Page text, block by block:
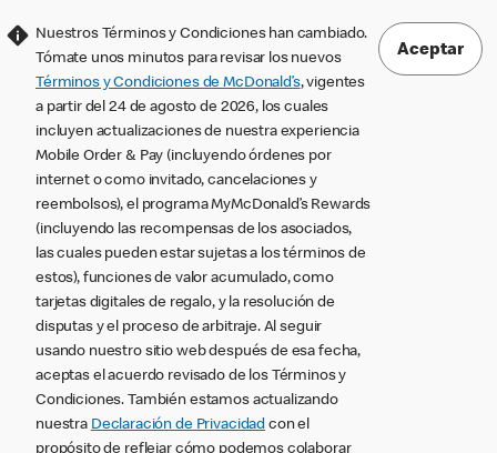
Nuestros Términos y Condiciones han cambiado.
Tómate unos minutos para revisar los nuevos
Términos y Condiciones de McDonald’s, vigentes
a partir del 24 de agosto de 2026, los cuales
incluyen actualizaciones de nuestra experiencia
Mobile Order & Pay (incluyendo órdenes por
internet o como invitado, cancelaciones y
reembolsos), el programa MyMcDonald’s Rewards
(incluyendo las recompensas de los asociados,
las cuales pueden estar sujetas a los términos de
estos), funciones de valor acumulado, como
tarjetas digitales de regalo, y la resolución de
disputas y el proceso de arbitraje. Al seguir
usando nuestro sitio web después de esa fecha,
aceptas el acuerdo revisado de los Términos y
Condiciones. También estamos actualizando
nuestra Declaración de Privacidad con el
propósito de reflejar cómo podemos colaborar
Aceptar